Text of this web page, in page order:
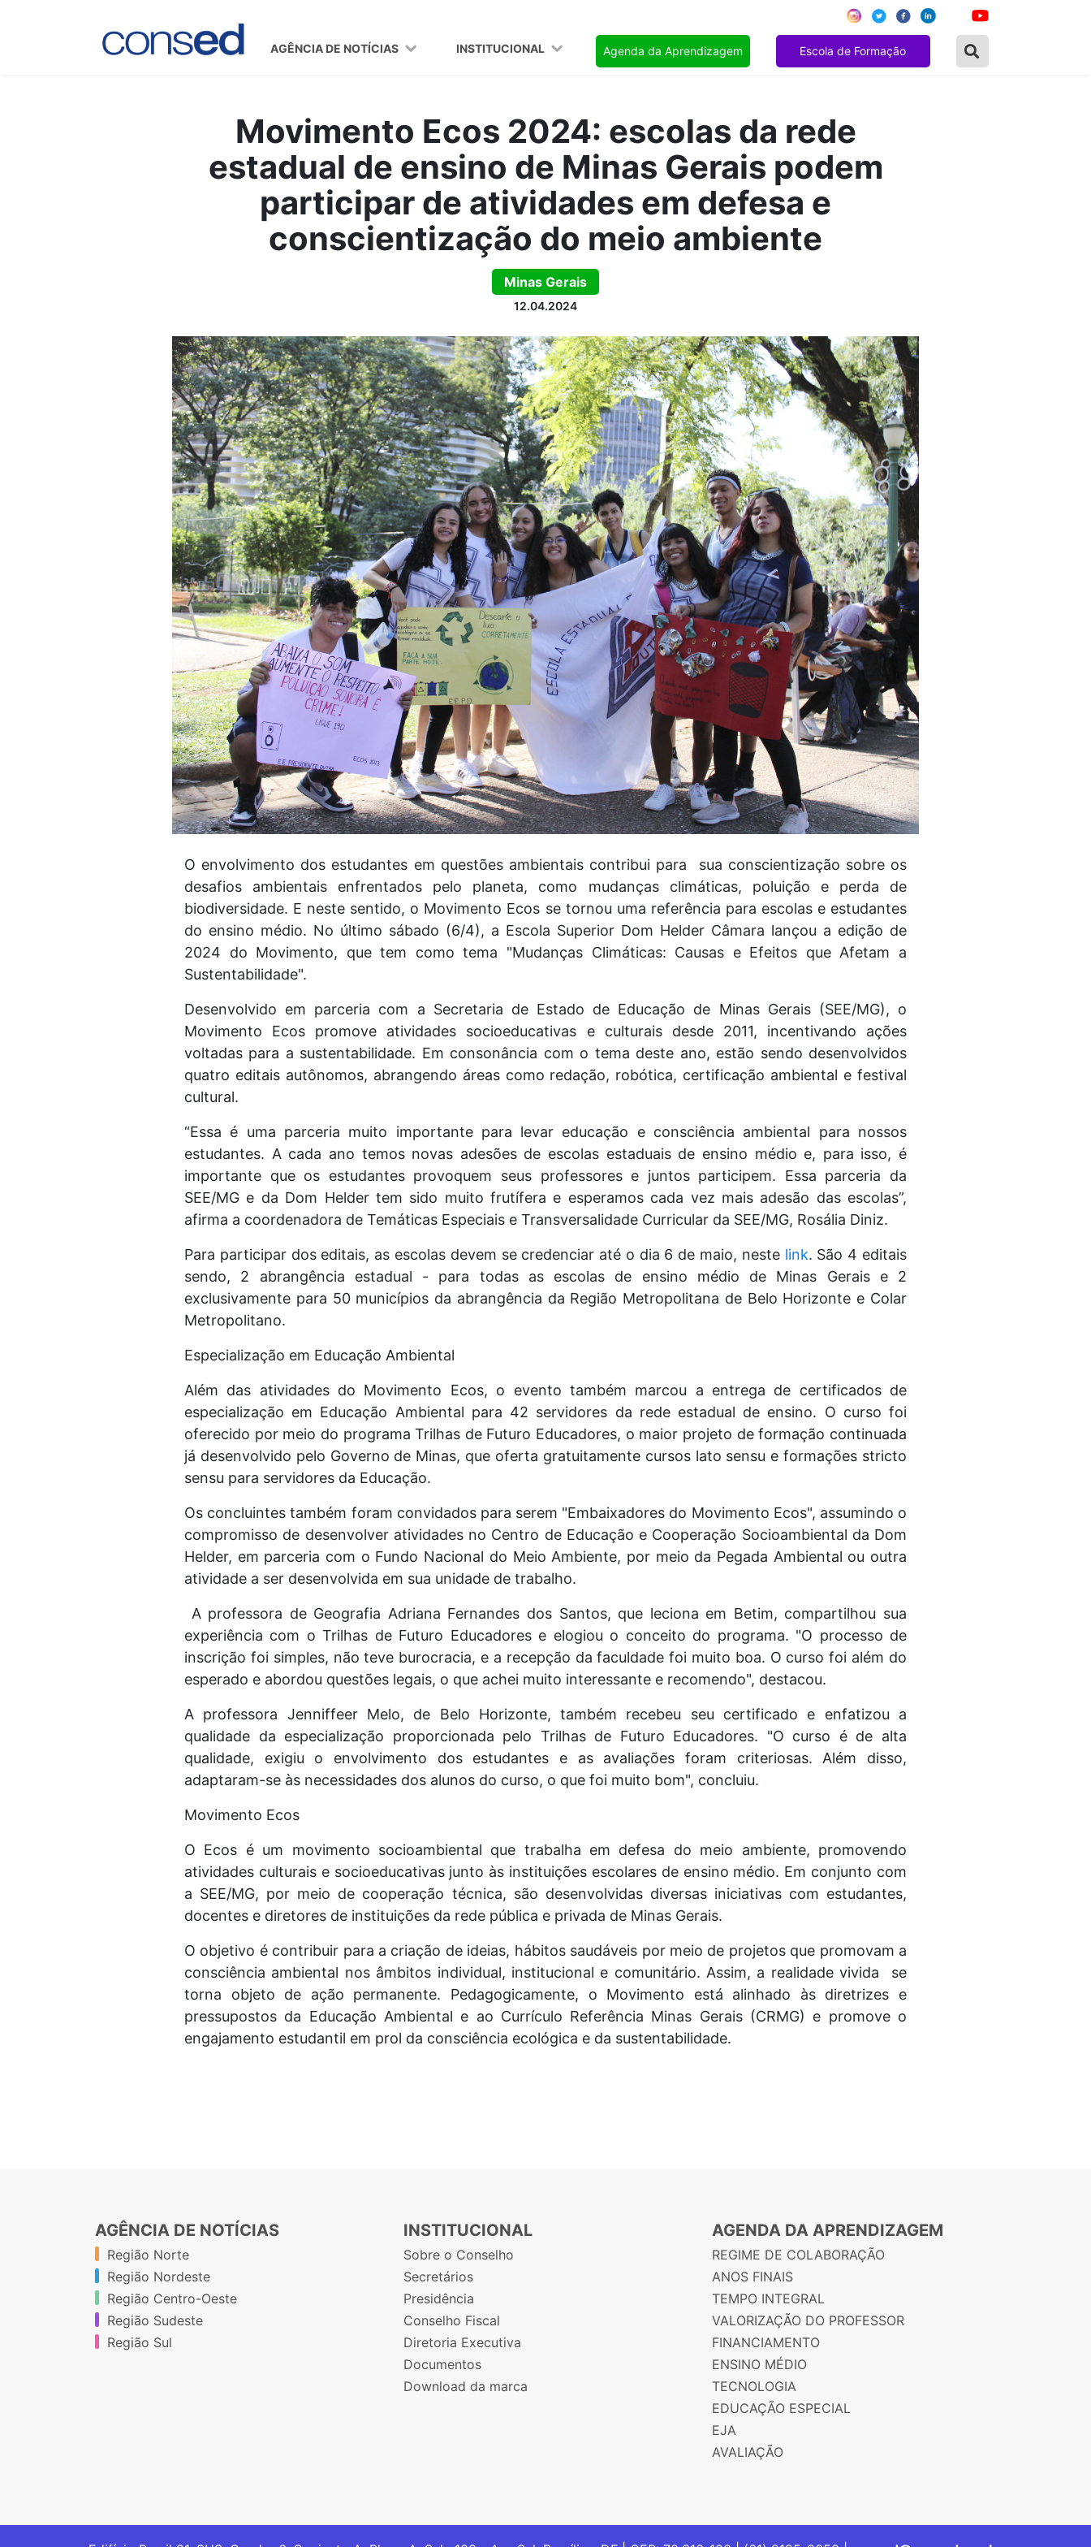
AGÊNCIA DE NOTÍCIAS INSTITUCIONAL Agenda da Aprendizagem Escola de Formação
Movimento Ecos 2024: escolas da rede
estadual de ensino de Minas Gerais podem
participar de atividades em defesa e
conscientização do meio ambiente
Minas Gerais
12.04.2024
O envolvimento dos estudantes em questões ambientais contribui para sua conscientização sobre os
desafios ambientais enfrentados pelo planeta, como mudanças climáticas, poluição e perda de
biodiversidade. E neste sentido, o Movimento Ecos se tornou uma referência para escolas e estudantes
do ensino médio. No último sábado (6/4), a Escola Superior Dom Helder Câmara lançou a edição de
2024 do Movimento, que tem como tema "Mudanças Climáticas: Causas e Efeitos que Afetam a
Sustentabilidade".
Desenvolvido em parceria com a Secretaria de Estado de Educação de Minas Gerais (SEE/MG), o
Movimento Ecos promove atividades socioeducativas e culturais desde 2011, incentivando ações
voltadas para a sustentabilidade. Em consonância com o tema deste ano, estão sendo desenvolvidos
quatro editais autônomos, abrangendo áreas como redação, robótica, certificação ambiental e festival
cultural.
“Essa é uma parceria muito importante para levar educação e consciência ambiental para nossos
estudantes. A cada ano temos novas adesões de escolas estaduais de ensino médio e, para isso, é
importante que os estudantes provoquem seus professores e juntos participem. Essa parceria da
SEE/MG e da Dom Helder tem sido muito frutífera e esperamos cada vez mais adesão das escolas”,
afirma a coordenadora de Temáticas Especiais e Transversalidade Curricular da SEE/MG, Rosália Diniz.
Para participar dos editais, as escolas devem se credenciar até o dia 6 de maio, neste link. São 4 editais
sendo, 2 abrangência estadual - para todas as escolas de ensino médio de Minas Gerais e 2
exclusivamente para 50 municípios da abrangência da Região Metropolitana de Belo Horizonte e Colar
Metropolitano.
Especialização em Educação Ambiental
Além das atividades do Movimento Ecos, o evento também marcou a entrega de certificados de
especialização em Educação Ambiental para 42 servidores da rede estadual de ensino. O curso foi
oferecido por meio do programa Trilhas de Futuro Educadores, o maior projeto de formação continuada
já desenvolvido pelo Governo de Minas, que oferta gratuitamente cursos lato sensu e formações stricto
sensu para servidores da Educação.
Os concluintes também foram convidados para serem "Embaixadores do Movimento Ecos", assumindo o
compromisso de desenvolver atividades no Centro de Educação e Cooperação Socioambiental da Dom
Helder, em parceria com o Fundo Nacional do Meio Ambiente, por meio da Pegada Ambiental ou outra
atividade a ser desenvolvida em sua unidade de trabalho.
A professora de Geografia Adriana Fernandes dos Santos, que leciona em Betim, compartilhou sua
experiência com o Trilhas de Futuro Educadores e elogiou o conceito do programa. "O processo de
inscrição foi simples, não teve burocracia, e a recepção da faculdade foi muito boa. O curso foi além do
esperado e abordou questões legais, o que achei muito interessante e recomendo", destacou.
A professora Jenniffeer Melo, de Belo Horizonte, também recebeu seu certificado e enfatizou a
qualidade da especialização proporcionada pelo Trilhas de Futuro Educadores. "O curso é de alta
qualidade, exigiu o envolvimento dos estudantes e as avaliações foram criteriosas. Além disso,
adaptaram-se às necessidades dos alunos do curso, o que foi muito bom", concluiu.
Movimento Ecos
O Ecos é um movimento socioambiental que trabalha em defesa do meio ambiente, promovendo
atividades culturais e socioeducativas junto às instituições escolares de ensino médio. Em conjunto com
a SEE/MG, por meio de cooperação técnica, são desenvolvidas diversas iniciativas com estudantes,
docentes e diretores de instituições da rede pública e privada de Minas Gerais.
O objetivo é contribuir para a criação de ideias, hábitos saudáveis por meio de projetos que promovam a
consciência ambiental nos âmbitos individual, institucional e comunitário. Assim, a realidade vivida se
torna objeto de ação permanente. Pedagogicamente, o Movimento está alinhado às diretrizes e
pressupostos da Educação Ambiental e ao Currículo Referência Minas Gerais (CRMG) e promove o
engajamento estudantil em prol da consciência ecológica e da sustentabilidade.
AGÊNCIA DE NOTÍCIAS
Região Norte
Região Nordeste
Região Centro-Oeste
Região Sudeste
Região Sul
INSTITUCIONAL
Sobre o Conselho
Secretários
Presidência
Conselho Fiscal
Diretoria Executiva
Documentos
Download da marca
AGENDA DA APRENDIZAGEM
REGIME DE COLABORAÇÃO
ANOS FINAIS
TEMPO INTEGRAL
VALORIZAÇÃO DO PROFESSOR
FINANCIAMENTO
ENSINO MÉDIO
TECNOLOGIA
EDUCAÇÃO ESPECIAL
EJA
AVALIAÇÃO